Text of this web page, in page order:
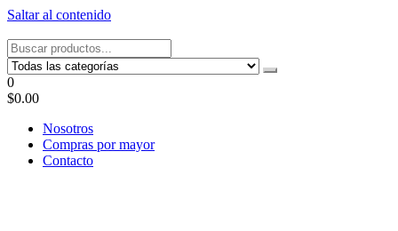
Saltar al contenido
Tel: 22087679 – Cel: 097 822122 – Joaquín Requena 2459
0
$0.00
Nosotros
Compras por mayor
Contacto